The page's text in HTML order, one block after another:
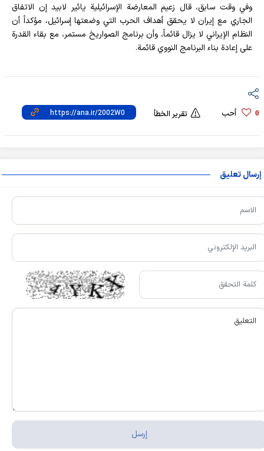
وفي وقت سابق، قال زعيم المعارضة الإسرائيلية يائير لابيد إن الاتفاق
الجاري مع إيران لا يحقق أهداف الحرب التي وضعتها إسرائيل، مؤكداً أن
النظام الإيراني لا يزال قائماً، وأن برنامج الصواريخ مستمر، مع بقاء القدرة
على إعادة بناء البرنامج النووي قائمة.
0 أحب تقرير الخطأ
إرسال تعليق